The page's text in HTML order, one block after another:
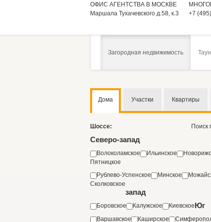
ОФИС АГЕНТСТВА В МОСКВЕ
Маршала Тухачевского д.58, к.3
+7
Загородная недвижимость
Дома Участки Квартиры
Шоссе: Поиск
Северо-запад
Волоколамское Ильинское
Пятницкое
Рублево-Успенское Минское
Сколковское
запад
Боровское Калужское КиевскоеЮг
Варшавское Каширское